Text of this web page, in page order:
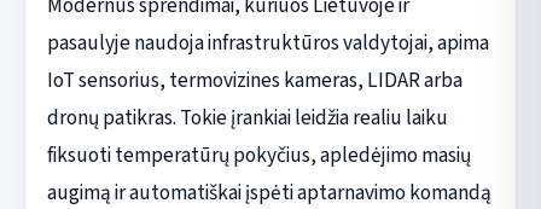
pasaulyje naudoja infrastruktūros valdytojai, apima
IoT sensorius, termovizines kameras, LIDAR arba
dronų patikras. Tokie įrankiai leidžia realiu laiku
fiksuoti temperatūrų pokyčius, apledėjimo masių
augimą ir automatiškai įspėti aptarnavimo komandą